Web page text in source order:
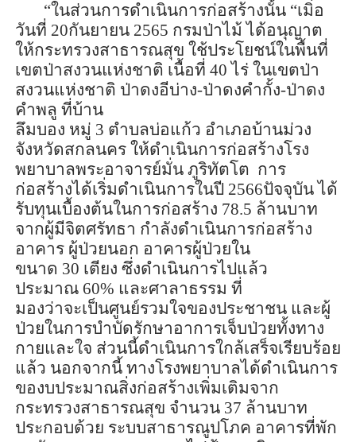
“ในส่วนการดำเนินการก่อสร้างนั้น“เมิ่อ
วันที่ 20กันยายน 2565 กรมป่าไม้ ได้อนุญาต
ให้กระทรวงสาธารณสุข ใช้ประโยชน์ในพื้นที่
เขตป่าสงวนแห่งชาติ เนื้อที่ 40 ไร่ ในเขตป่า
สงวนแห่งชาติ ป่าดงอีบ่าง-ป่าดงคำกั้ง-ป่าดง
คำพลู ที่บ้าน
ลึมบอง หมู่ 3 ตำบลบ่อแก้ว อำเภอบ้านม่วง
จังหวัดสกลนคร ให้ดำเนินการก่อสร้างโรง
พยาบาลพระอาจารย์มั่น ภูริทัตโต การ
ก่อสร้างได้เริ่มดำเนินการในปี 2566ปัจจบัน ได้
รับทุนเบื้องต้นในการก่อสร้าง 78.5 ล้านบาท
จากผู้มีจิตศรัทธา กำลังดำเนินการก่อสร้าง
อาคาร ผู้ป่วยนอก อาคารผู้ป่วยใน
ขนาด 30 เตียง ซึ่งดำเนินการไปแล้ว
ประมาณ 60% และศาลาธรรม ที่
มองว่าจะเป็นศูนย์รวมใจของประชาชน และผู้
ป่วยในการบำบัดรักษาอาการเจ็บป่วยทั้งทาง
กายและใจ ส่วนนี้ดำเนินการใกล้เสร็จเรียบร้อย
แล้ว นอกจากนี้ ทางโรงพยาบาลได้ดำเนินการ
ของบประมาณสิ่งก่อสร้างเพิ่มเติมจาก
กระทรวงสาธารณสุข จำนวน 37 ล้านบาท
ประกอบด้วย ระบบสาธารณูปโภค อาคารที่พัก